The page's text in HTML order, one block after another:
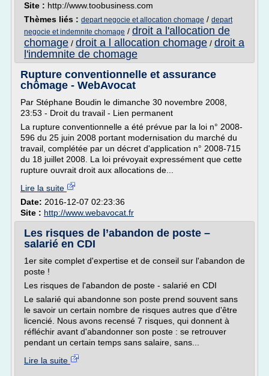
Site : http://www.toobusiness.com
Thèmes liés : depart negocie et allocation chomage / depart
negocie et indemnite chomage / droit a l'allocation de
chomage / droit a l allocation chomage / droit a
l'indemnite de chomage
Rupture conventionnelle et assurance
chômage - WebAvocat
Par Stéphane Boudin le dimanche 30 novembre 2008,
23:53 - Droit du travail - Lien permanent
La rupture conventionnelle a été prévue par la loi n° 2008-
596 du 25 juin 2008 portant modernisation du marché du
travail, complétée par un décret d'application n° 2008-715
du 18 juillet 2008. La loi prévoyait expressément que cette
rupture ouvrait droit aux allocations de...
Lire la suite
Date: 2016-12-07 02:23:36
Site : http://www.webavocat.fr
Les risques de l’abandon de poste –
salarié en CDI
1er site complet d'expertise et de conseil sur l'abandon de
poste !
Les risques de l'abandon de poste - salarié en CDI
Le salarié qui abandonne son poste prend souvent sans
le savoir un certain nombre de risques autres que d'être
licencié. Nous avons recensé 7 risques, qui donnent à
réfléchir avant d'abandonner son poste : se retrouver
pendant un certain temps sans salaire, sans...
Lire la suite